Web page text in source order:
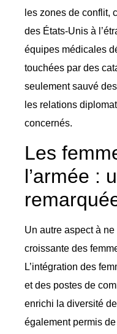
les zones de conflit,
des États-Unis à
équipes médicales
touchées par des
seulement sauvé
les relations
concernés.
Les
l’armée :
Un autre aspect à
croissante des
L’intégration des
et des postes de
enrichi la diversité
également permis